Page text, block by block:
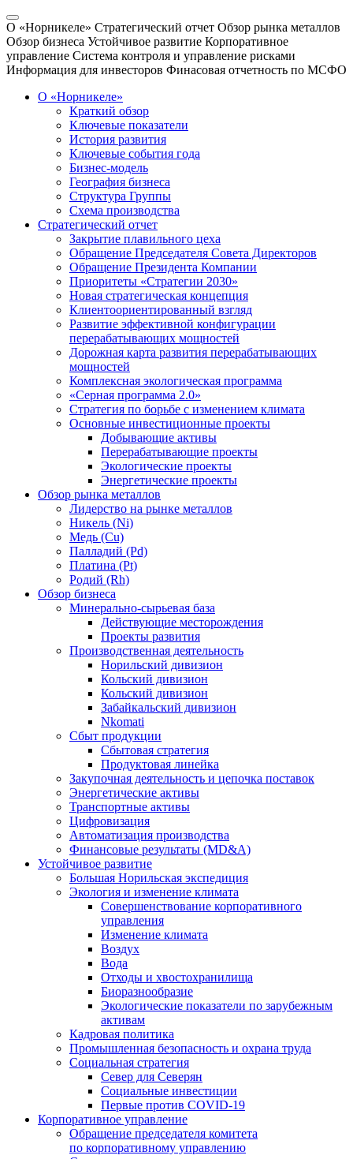
О «Норникеле» Стратегический отчет Обзор рынка металлов
Обзор бизнеса Устойчивое развитие Корпоративное
управление Система контроля и управление рисками
Информация для инвесторов Финасовая отчетность по МСФО
О «Норникеле»
Краткий обзор
Ключевые показатели
История развития
Ключевые события года
Бизнес-модель
География бизнеса
Структура Группы
Схема производства
Стратегический отчет
Закрытие плавильного цеха
Обращение Председателя Совета Директоров
Обращение Президента Компании
Приоритеты «Стратегии 2030»
Новая стратегическая концепция
Клиентоориентированный взгляд
Развитие эффективной конфигурации
перерабатывающих мощностей
Дорожная карта развития перерабатывающих
мощностей
Комплексная экологическая программа
«Серная программа 2.0»
Стратегия по борьбе с изменением климата
Основные инвестиционные проекты
Добывающие активы
Перерабатывающие проекты
Экологические проекты
Энергетические проекты
Обзор рынка металлов
Лидерство на рынке металлов
Никель (Ni)
Медь (Cu)
Палладий (Pd)
Платина (Pt)
Родий (Rh)
Обзор бизнеса
Минерально-сырьевая база
Действующие месторождения
Проекты развития
Производственная деятельность
Норильский дивизион
Кольский дивизион
Кольский дивизион
Забайкальский дивизион
Nkomati
Сбыт продукции
Сбытовая стратегия
Продуктовая линейка
Закупочная деятельность и цепочка поставок
Энергетические активы
Транспортные активы
Цифровизация
Автоматизация производства
Финансовые результаты (MD&A)
Устойчивое развитие
Большая Норильская экспедиция
Экология и изменение климата
Совершенствование корпоративного
управления
Изменение климата
Воздух
Вода
Отходы и хвостохранилища
Биоразнообразие
Экологические показатели по зарубежным
активам
Кадровая политика
Промышленная безопасность и охрана труда
Социальная стратегия
Север для Северян
Социальные инвестиции
Первые против COVID‑19
Корпоративное управление
Обращение председателя комитета
по корпоративному управлению